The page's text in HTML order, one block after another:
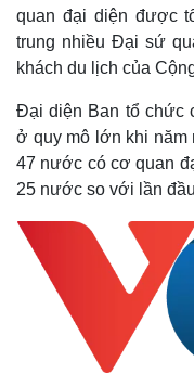
Thế giới
Quan sát
Cuộc sống đó đây
quan đại diện được
trung nhiều Đại sứ
khách du lịch của
Đại diện Ban tổ chức
ở quy mô lớn khi năm
47 nước có cơ quan
25 nước so với lần